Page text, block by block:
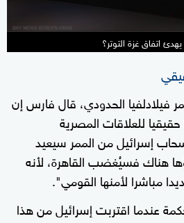
اتفاق غزة التوتر؟
فيلادلفيا الحدودي، قال فارس إن
للعلاقات المصرية
إسرائيل من الممر سيعيد
هناك فسيُغضب القاهرة، لأنه
مباشرا لأمنها القومي".
عندما اقتربت إسرائيل من هذا